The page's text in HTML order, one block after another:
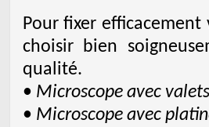
Pour fixer
choisir bien
qualité.
• Microscope avec valets
• Microscope avec